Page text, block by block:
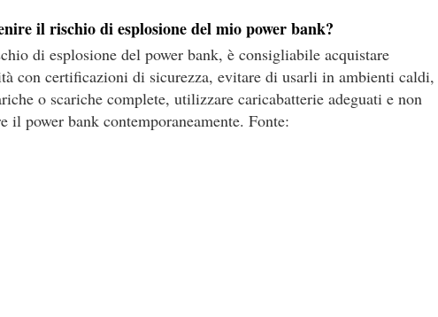
il rischio di esplosione del mio power bank?
di esplosione del power bank, è consigliabile acquistare
con certificazioni di sicurezza, evitare di usarli in ambienti caldi,
o scariche complete, utilizzare caricabatterie adeguati e non
il power bank contemporaneamente. Fonte: